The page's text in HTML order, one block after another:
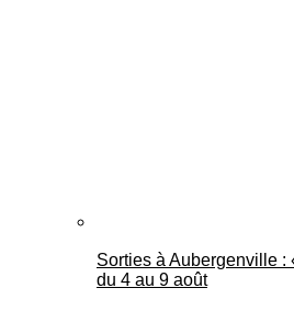
Sorties à Aubergenville :
du 4 au 9 août